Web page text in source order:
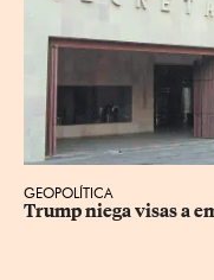
GEOPOLÍTICA
Trump niega visas a